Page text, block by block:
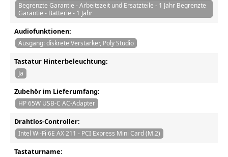
Begrenzte Garantie - Arbeitszeit und Ersatzteile - 1 Jahr Begrenzte
Garantie - Batterie - 1 Jahr
Audiofunktionen:
Ausgang: diskrete Verstärker, Poly Studio
Tastatur Hinterbeleuchtung:
Ja
Zubehör im Lieferumfang:
HP 65W USB-C AC-Adapter
Drahtlos-Controller:
Intel Wi-Fi 6E AX 211 - PCI Express Mini Card (M.2)
Tastaturname: